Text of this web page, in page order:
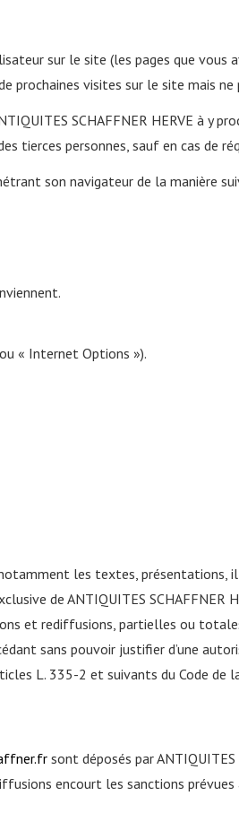
sur le site (les pages que vous
prochaines visites sur le site mais
SCHAFFNER HERVE à y
tierces personnes, sauf en cas de
son navigateur de la manière
« Internet Options »).
les textes, présentations,
de ANTIQUITES SCHAFFNER
et rediffusions, partielles ou
sans pouvoir justifier d’une
L. 335-2 et suivants du Code de
sont déposés par
encourt les sanctions